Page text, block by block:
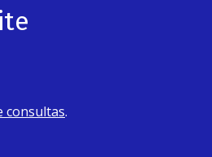
consultas.